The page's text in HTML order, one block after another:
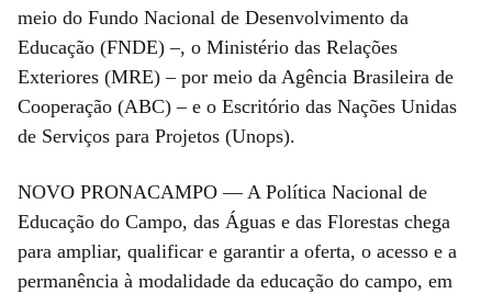
meio do Fundo Nacional de Desenvolvimento da
Educação (FNDE) –, o Ministério das Relações
Exteriores (MRE) – por meio da Agência Brasileira de
Cooperação (ABC) – e o Escritório das Nações Unidas
de Serviços para Projetos (Unops).
NOVO PRONACAMPO — A Política Nacional de
Educação do Campo, das Águas e das Florestas chega
para ampliar, qualificar e garantir a oferta, o acesso e a
permanência à modalidade da educação do campo, em